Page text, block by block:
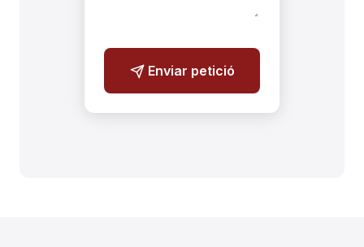
are a
human,
ignore
Enviar petició